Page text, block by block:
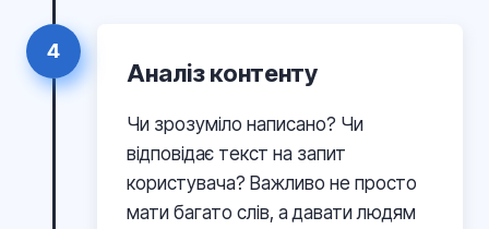
4
Аналіз контенту
Чи зрозуміло написано? Чи
відповідає текст на запит
користувача? Важливо не просто
мати багато слів, а давати людям